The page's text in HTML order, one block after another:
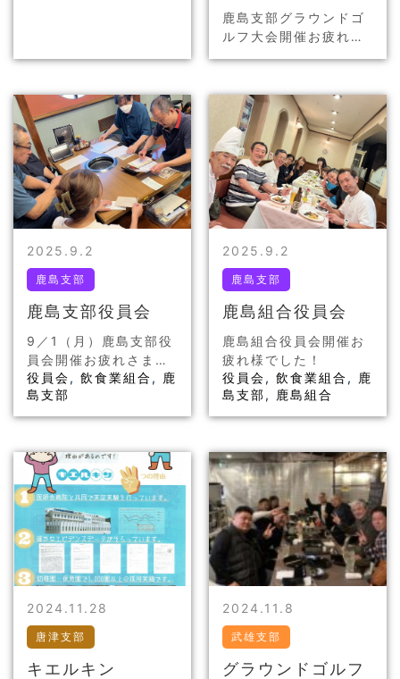
鹿島支部グラウンドゴ
ルフ大会開催 お疲れ様
2025.9.2
鹿島支部
鹿島支部役員会
9／1（月）鹿島支部役
員会開催お疲れさまで
した！
役員会, 飲食業組合 ,
鹿
島支部
2025.9.2
鹿島支部
鹿島組合役員会
鹿島組合役員会開催お
疲れ様でした！
役員会, 飲食業組合 ,
鹿
島支部, 鹿島組合
2024.11.28
唐津支部
キエルキン
2024.11.8
武雄支部
グラウンドゴルフ